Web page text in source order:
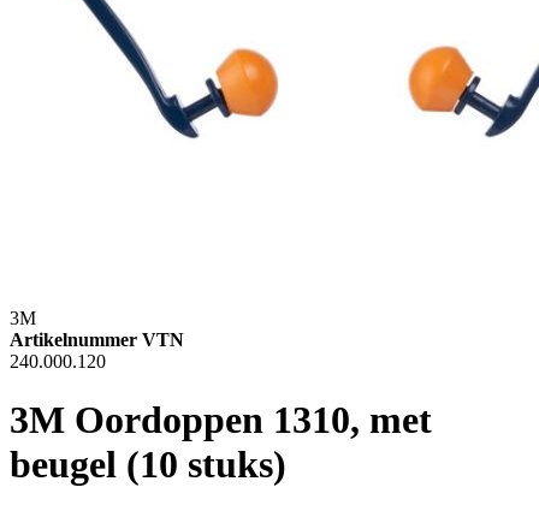
3M
Artikelnummer VTN
240.000.120
3M Oordoppen 1310, met
beugel (10 stuks)